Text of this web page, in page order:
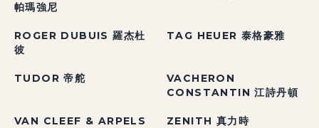
帕瑪強尼
ROGER DUBUIS 羅杰杜
彼
TAG HEUER 泰格豪雅
TUDOR 帝舵
VACHERON
CONSTANTIN 江詩丹頓
VAN CLEEF & ARPELS
ZENITH 真力時